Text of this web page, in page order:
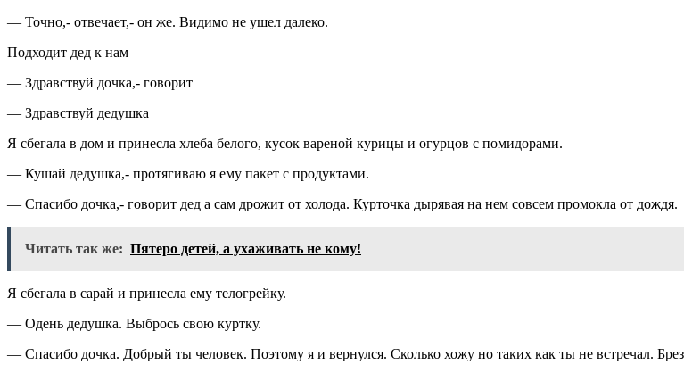
— Точно,- отвечает,- он же. Видимо не ушел далеко.
Подходит дед к нам
— Здравствуй дочка,- говорит
— Здравствуй дедушка
Я сбегала в дом и принесла хлеба белого, кусок вареной курицы и огурцов с помидорами.
— Кушай дедушка,- протягиваю я ему пакет с продуктами.
— Спасибо дочка,- говорит дед а сам дрожит от холода. Курточка дырявая на нем совсем промокла от дождя.
Читать так же: Пятеро детей, а ухаживать не кому!
Я сбегала в сарай и принесла ему телогрейку.
— Одень дедушка. Выбрось свою куртку.
— Спасибо дочка. Добрый ты человек. Поэтому я и вернулся. Сколько хожу но таких как ты не встречал.